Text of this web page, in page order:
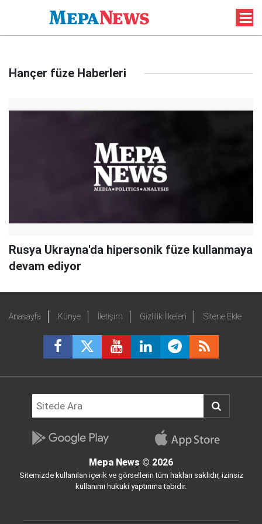
Hançer füze Haberleri
Rusya Ukrayna'da hipersonik füze kullanmaya
devam ediyor
Anasayfa Künye İletişim Gizlilik İlkeleri Sitene Ekle
Mepa News © 2026
Sitemizde kullanılan içerik ve görsellerin tüm hakları saklıdır, izinsiz
kullanımı hukuki yaptırıma tabidir.